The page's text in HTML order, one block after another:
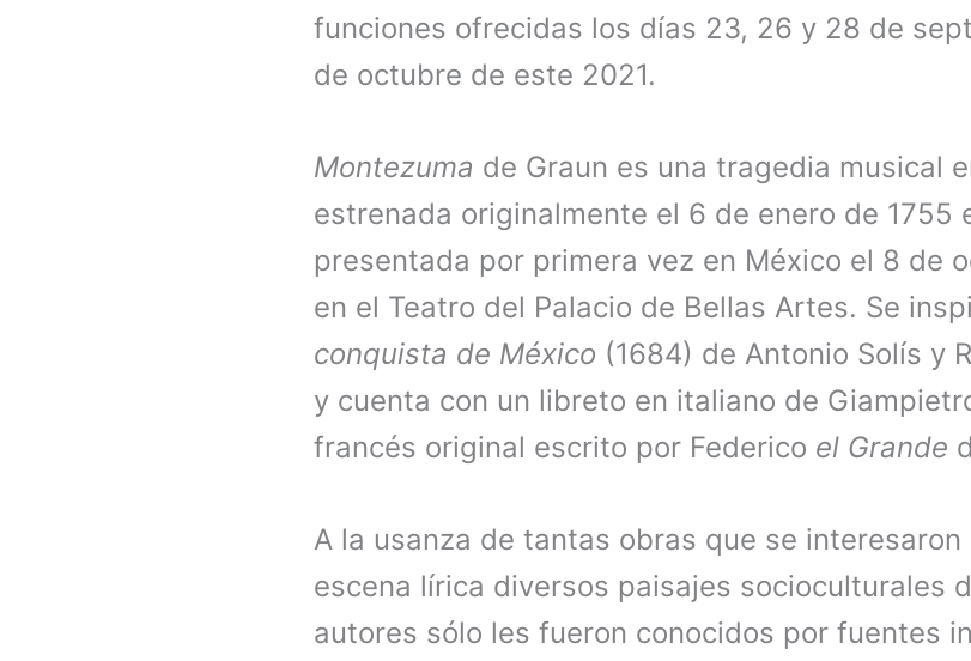
funciones ofrecidas los días 23, 26 y 28 de
de octubre de este 2021.
Montezuma de Graun es una tragedia musical
estrenada originalmente el 6 de enero de 1755
presentada por primera vez en México el 8 de
en el Teatro del Palacio de Bellas Artes. Se
conquista de México (1684) de Antonio Solís y
y cuenta con un libreto en italiano de
francés original escrito por Federico el Grande
A la usanza de tantas obras que se
escena lírica diversos paisajes socioculturales
autores sólo les fueron conocidos por fuentes